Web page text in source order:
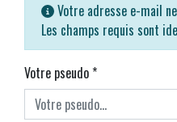
Votre adresse e-mail
Les champs requis sont
Votre pseudo*